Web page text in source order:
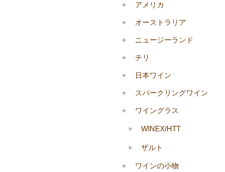
アメリカ
オーストラリア
ニュージーランド
チリ
日本ワイン
スパークリングワイン
ワイングラス
WINEX/HTT
ザルト
ワインの小物